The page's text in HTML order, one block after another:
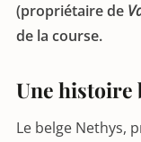
(propriétaire de
de la course.
Une histoire
Le belge Nethys,